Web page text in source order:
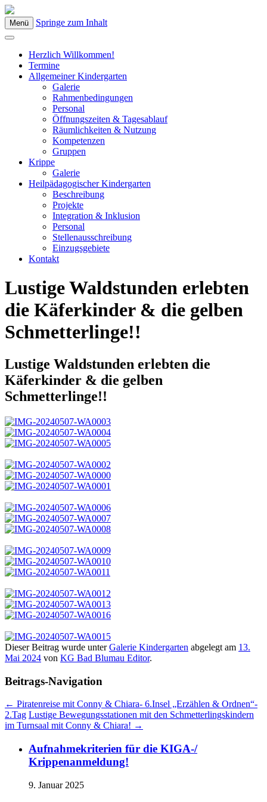
Kindergarten Bad Blumau
Menü Springe zum Inhalt
Herzlich Willkommen!
Termine
Allgemeiner Kindergarten
Galerie
Rahmenbedingungen
Personal
Öffnungszeiten & Tagesablauf
Räumlichkeiten & Nutzung
Kompetenzen
Gruppen
Krippe
Galerie
Heilpädagogischer Kindergarten
Beschreibung
Projekte
Integration & Inklusion
Personal
Stellenausschreibung
Einzugsgebiete
Kontakt
Lustige Waldstunden erlebten
die Käferkinder & die gelben
Schmetterlinge!!
Lustige Waldstunden erlebten die
Käferkinder & die gelben
Schmetterlinge!!
Dieser Beitrag wurde unterGalerie Kindergarten abgelegt am 13.
Mai 2024 von KG Bad Blumau Editor.
Beitrags-Navigation
← Piratenreise mit Conny & Chiara- 6.Insel „Erzählen & Ordnen“-
2.Tag Lustige Bewegungsstationen mit den Schmetterlingskindern
im Turnsaal mit Conny & Chiara! →
Aufnahmekriterien für die KIGA-/
Krippenanmeldung!
9. Januar 2025